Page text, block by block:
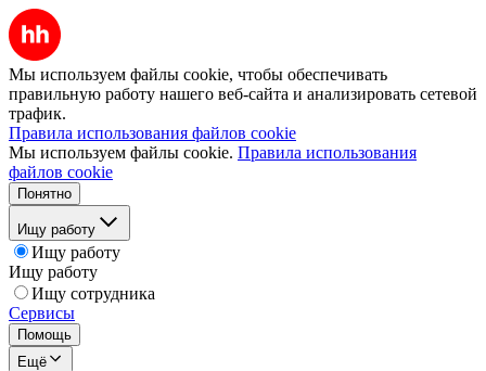
Мы используем файлы cookie, чтобы обеспечивать
правильную работу нашего веб-сайта и анализировать сетевой
трафик.
Правила использования файлов cookie
Мы используем файлы cookie. Правила использования
файлов cookie
Понятно
Ищу работу
Ищу работу
Ищу работу
Ищу сотрудника
Сервисы
Помощь
Ещё